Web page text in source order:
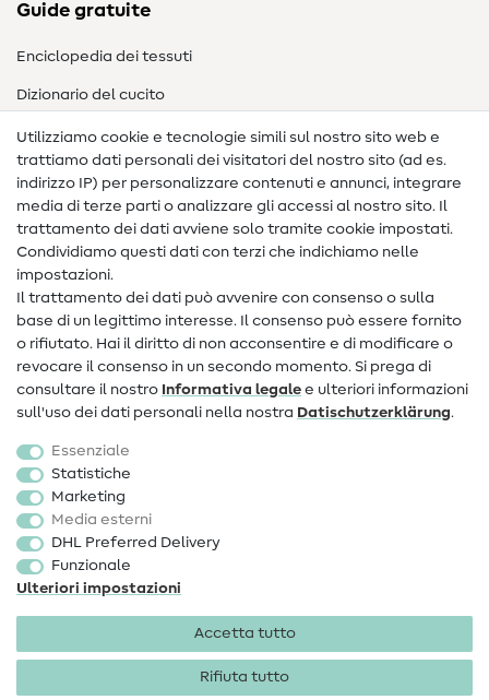
Guide gratuite
Enciclopedia dei tessuti
Dizionario del cucito
Nähanleitungen
Assistenza e contatto
Contatto
Informazioni sul nuovo proprietario
FAQ
Diritto di recesso
Popolare
Accessori cucito
Sale
Utilizziamo cookie e tecnologie simili sul nostro sito web e
trattiamo dati personali dei visitatori del nostro sito (ad es.
indirizzo IP) per personalizzare contenuti e annunci, integrare
media di terze parti o analizzare gli accessi al nostro sito. Il
trattamento dei dati avviene solo tramite cookie impostati.
Condividiamo questi dati con terzi che indichiamo nelle
impostazioni.
Il trattamento dei dati può avvenire con consenso o sulla
base di un legittimo interesse. Il consenso può essere fornito
o rifiutato. Hai il diritto di non acconsentire e di modificare o
revocare il consenso in un secondo momento. Si prega di
consultare il nostro Informativa legale e ulteriori informazioni
sull'uso dei dati personali nella nostra Dati­schutz­erklärung.
Essenziale
Statistiche
Marketing
Media esterni
DHL Preferred Delivery
Funzionale
Ulteriori impostazioni
Accetta tutto
Rifiuta tutto
Informazioni legali Privacy
Condizioni generali